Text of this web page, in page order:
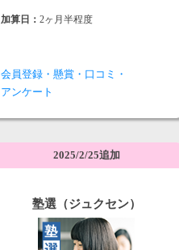
加算日： 2ヶ月半程度
会員登録・懸賞・口コミ・
アンケート
2025/2/25追加
塾選（ジュクセン）